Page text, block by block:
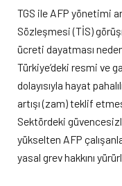
TGS ile AFP yönetimi
Sözleşmesi (TİS)
ücreti dayatması
Türkiye’deki resmi ve
dolayısıyla hayat
artışı (zam) teklif
Sektördeki
yükselten AFP
yasal grev hakkını